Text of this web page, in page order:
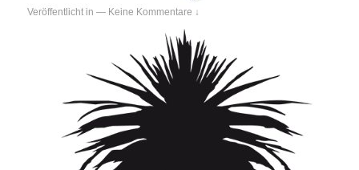
Veröffentlicht in — Keine Kommentare ↓